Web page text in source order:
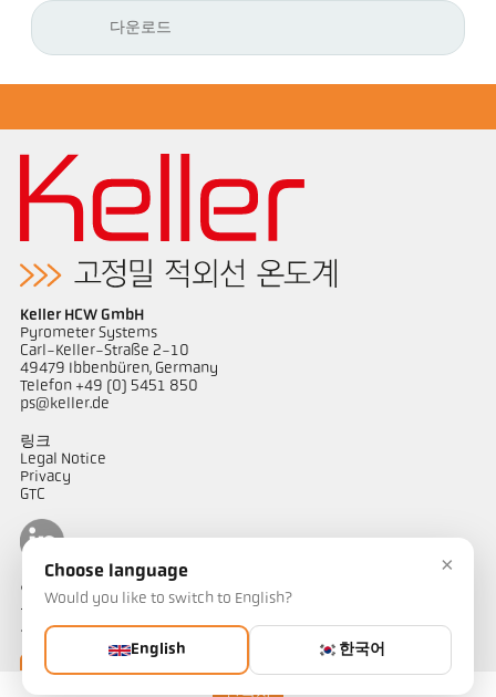
연락처
다운로드
Keller HCW GmbH
Pyrometer Systems
Carl-Keller-Straße 2-10
49479 Ibbenbüren, Germany
Telefon +49 (0) 5451 850
ps@keller.de
링크
Legal Notice
Privacy
GTC
연락하다
온도 측정 솔루션에 대해 궁금한 점이 있으신가요? 저희 팀이 기꺼이
도와드리겠습니다.
연락하기
×
Choose language
Would you like to switch to English?
English 한국어